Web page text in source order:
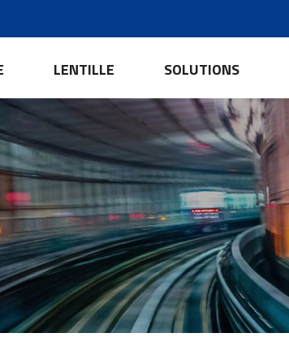
LENTILLE SOLUTIONS